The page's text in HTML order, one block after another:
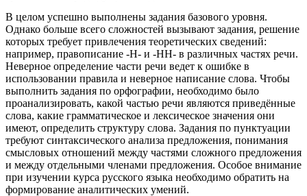
В целом успешно выполнены задания базового уровня.
Однако больше всего сложностей вызывают задания, решение
которых требует привлечения теоретических сведений:
например, правописание -Н- и -НН- в различных частях речи.
Неверное определение части речи ведет к ошибке в
использовании правила и неверное написание слова. Чтобы
выполнить задания по орфографии, необходимо было
проанализировать, какой частью речи являются приведённые
слова, какие грамматическое и лексическое значения они
имеют, определить структуру слова. Задания по пунктуации
требуют синтаксического анализа предложения, понимания
смысловых отношений между частями сложного предложения
и между отдельными членами предложения. Особое внимание
при изучении курса русского языка необходимо обратить на
формирование аналитических умений.